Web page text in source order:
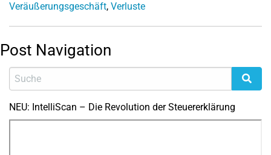
Veräußerungsgeschäft, Verluste
Post Navigation
NEU: IntelliScan – Die Revolution der Steuererklärung